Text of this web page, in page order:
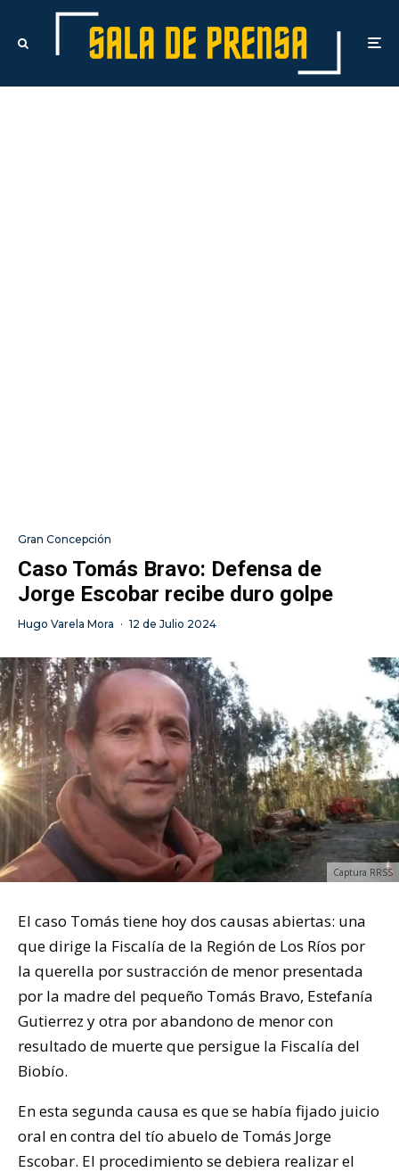
Gran Concepción
Caso Tomás Bravo: Defensa de
Jorge Escobar recibe duro golpe
Hugo Varela Mora · 12 de Julio 2024
Captura RRSS
El caso Tomás tiene hoy dos causas abiertas: una
que dirige la Fiscalía de la Región de Los Ríos por
la querella por sustracción de menor presentada
por la madre del pequeño Tomás Bravo, Estefanía
Gutierrez y otra por abandono de menor con
resultado de muerte que persigue la Fiscalía del
Biobío.
En esta segunda causa es que se había fijado juicio
oral en contra del tío abuelo de Tomás Jorge
Escobar. El procedimiento se debiera realizar el